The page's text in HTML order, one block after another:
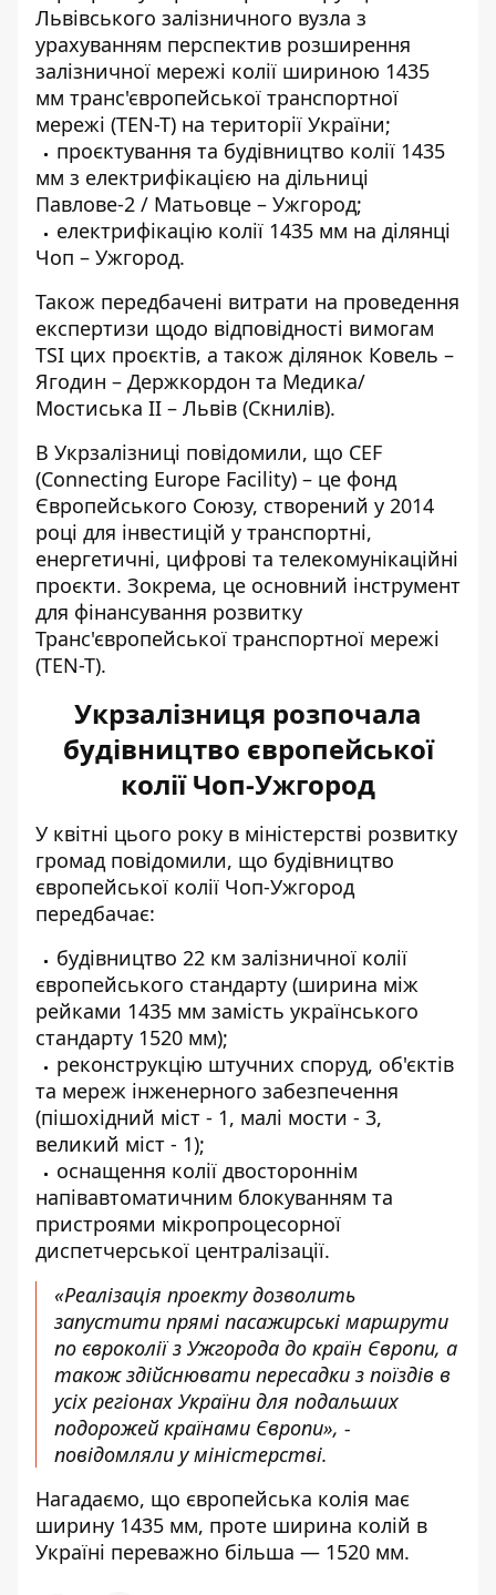
Львівського залізничного вузла з
урахуванням перспектив розширення
залізничної мережі колії шириною 1435
мм транс'європейської транспортної
мережі (TEN-T) на території України;
проєктування та будівництво колії 1435
мм з електрифікацією на дільниці
Павлове-2 / Матьовце – Ужгород;
електрифікацію колії 1435 мм на ділянці
Чоп – Ужгород.
Також передбачені витрати на проведення
експертизи щодо відповідності вимогам
TSI цих проєктів, а також ділянок Ковель –
Ягодин – Держкордон та Медика/
Мостиська II – Львів (Скнилів).
В Укрзалізниці повідомили, що CEF
(Connecting Europe Facility) – це фонд
Європейського Союзу, створений у 2014
році для інвестицій у транспортні,
енергетичні, цифрові та телекомунікаційні
проєкти. Зокрема, це основний інструмент
для фінансування розвитку
Транс'європейської транспортної мережі
(TEN-T).
Укрзалізниця розпочала
будівництво європейської
колії Чоп-Ужгород
У квітні цього року в міністерстві розвитку
громад повідомили, що будівництво
європейської колії Чоп-Ужгород
передбачає:
будівництво 22 км залізничної колії
європейського стандарту (ширина між
рейками 1435 мм замість українського
стандарту 1520 мм);
реконструкцію штучних споруд, об'єктів
та мереж інженерного забезпечення
(пішохідний міст - 1, малі мости - 3,
великий міст - 1);
оснащення колії двостороннім
напівавтоматичним блокуванням та
пристроями мікропроцесорної
диспетчерської централізації.
«Реалізація проекту дозволить
запустити прямі пасажирські маршрути
по євроколії з Ужгорода до країн Європи, а
також здійснювати пересадки з поїздів в
усіх регіонах України для подальших
подорожей країнами Європи», -
повідомляли у міністерстві.
Нагадаємо, що європейська колія має
ширину 1435 мм, проте ширина колій в
Україні переважно більша — 1520 мм.